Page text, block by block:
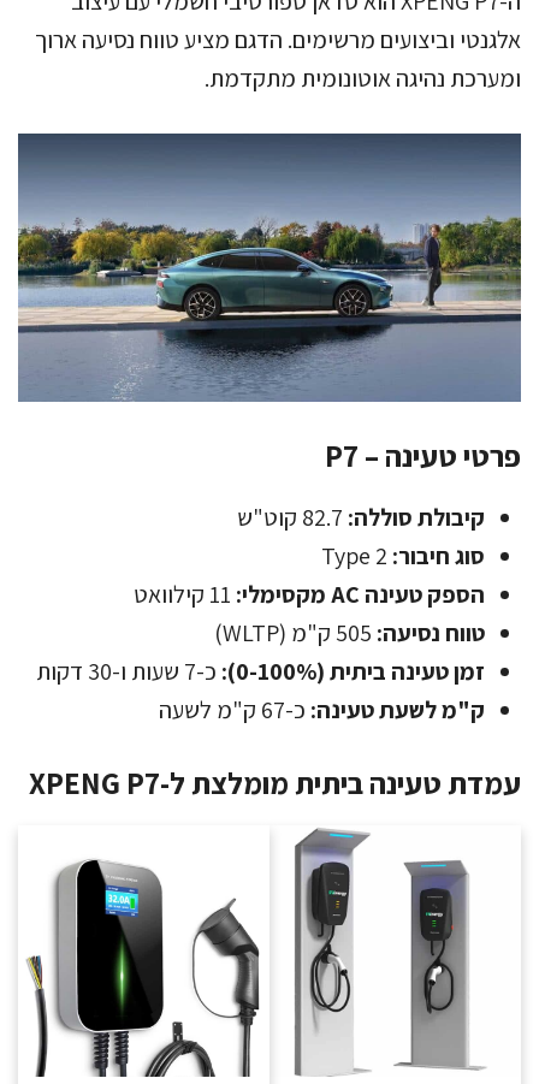
אלגנטי וביצועים מרשימים. הדגם מציע טווח נסיעה ארוך
ומערכת נהיגה אוטונומית מתקדמת.
פרטי טעינה – P7
קיבולת סוללה:
סוג חיבור:
הספק טעינה AC מקסימלי:
טווח נסיעה:
זמן טעינה ביתית (0-100%):
כ-7 שעות ו-30 דקות
ק"מ לשעת טעינה: כ-67 ק"מ לשעה
עמדת טעינה ביתית מומלצת ל-XPENG P7